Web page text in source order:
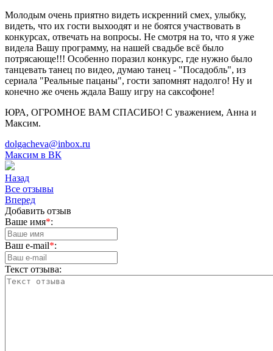
Молодым очень приятно видеть искренний смех, улыбку,
видеть, что их гости выхоодят и не боятся участвовать в
конкурсах, отвечать на вопросы. Не смотря на то, что я уже
видела Вашу программу, на нашей свадьбе всё было
потрясающе!!! Особенно поразил конкурс, где нужно было
танцевать танец по видео, думаю танец - "Посадобль", из
сериала "Реальные пацаны", гости запомнят надолго! Ну и
конечно же очень ждала Вашу игру на саксофоне!
ЮРА, ОГРОМНОЕ ВАМ СПАСИБО! С уважением, Анна и
Максим.
dolgacheva@inbox.ru
Максим в ВК
Назад
Вce отзывы
Вперед
Добавить отзыв
Ваше имя*:
Ваш e-mail*:
Текст отзыва: